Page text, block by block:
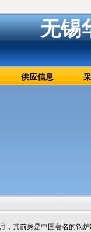
无锡
供应信息
，其前身是中国著名的锅